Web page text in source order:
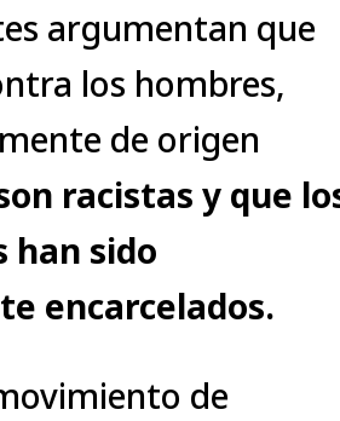
argumentan que
los hombres,
de origen
racistas y que
han sido
encarcelados.
de